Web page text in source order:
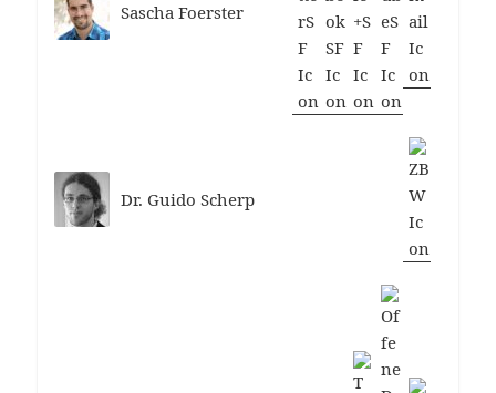
Sascha Foerster
Dr. Guido Scherp